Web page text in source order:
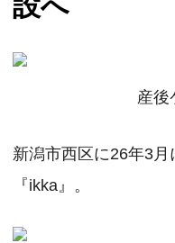
産後
新潟市西区に26年3
『ikka』。